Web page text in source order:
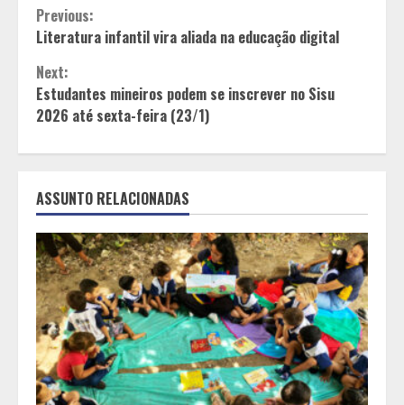
Continue
Reading
Previous:
Literatura infantil vira aliada na educação digital
Next:
Estudantes mineiros podem se inscrever no Sisu
2026 até sexta-feira (23/1)
ASSUNTO RELACIONADAS